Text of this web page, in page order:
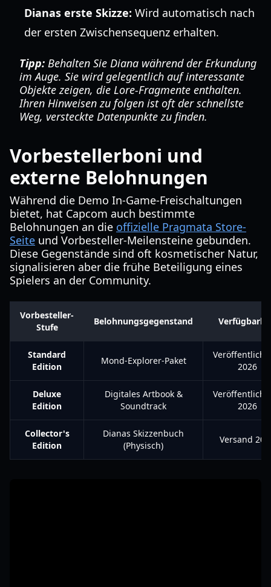
Dianas erste Skizze: Wird automatisch nach
der ersten Zwischensequenz erhalten.
Tipp: Behalten Sie Diana während der Erkundung
im Auge. Sie wird gelegentlich auf interessante
Objekte zeigen, die Lore-Fragmente enthalten.
Ihren Hinweisen zu folgen ist oft der schnellste
Weg, versteckte Datenpunkte zu finden.
Vorbestellerboni und
externe Belohnungen
Während die Demo In-Game-Freischaltungen
bietet, hat Capcom auch bestimmte
Belohnungen an die offizielle Pragmata Store-
Seite und Vorbesteller-Meilensteine gebunden.
Diese Gegenstände sind oft kosmetischer Natur,
signalisieren aber die frühe Beteiligung eines
Spielers an der Community.
Vorbesteller-
Stufe
Belohnungsgegenstand
Standard
Edition
Mond-Explorer-Paket
2026
Deluxe
Edition
Digitales Artbook &
Soundtrack
2026
Collector's
Edition
Dianas Skizzenbuch
(Physisch)
Versand